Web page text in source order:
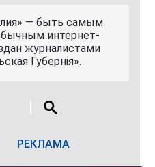
— быть самым
интернет-
журналистами
Губернiя».
РЕКЛАМА